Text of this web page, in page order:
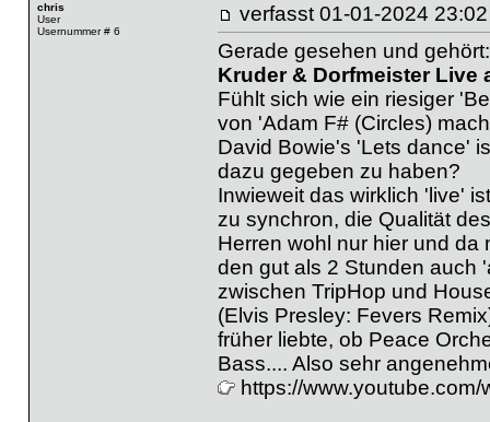
chris
User
Usernummer # 6
verfasst 01-01-2024
Gerade gesehen und gehört:
Kruder & Dorfmeister Live
Fühlt sich wie ein riesiger
von 'Adam F# (Circles)
David Bowie's 'Lets dance'
dazu gegeben zu haben?
Inwieweit das wirklich 'live'
zu synchron, die Qualität
Herren wohl nur hier und da
den gut als 2 Stunden auch
zwischen TripHop und
(Elvis Presley: Fevers
früher liebte, ob Peace
Bass.... Also sehr
https://